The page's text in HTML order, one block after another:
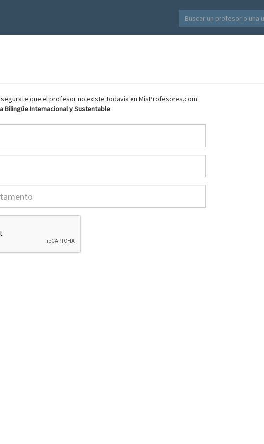
que el profesor no existe todavía en MisProfesores.com.
Bilingüe Internacional y Sustentable